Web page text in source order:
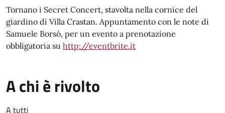
Tornano i Secret Concert, stavolta nella cornice del
giardino di Villa Crastan. Appuntamento con le note di
Samuele Borsò, per un evento a prenotazione
obbligatoria su http://eventbrite.it
A chi è rivolto
A tutti